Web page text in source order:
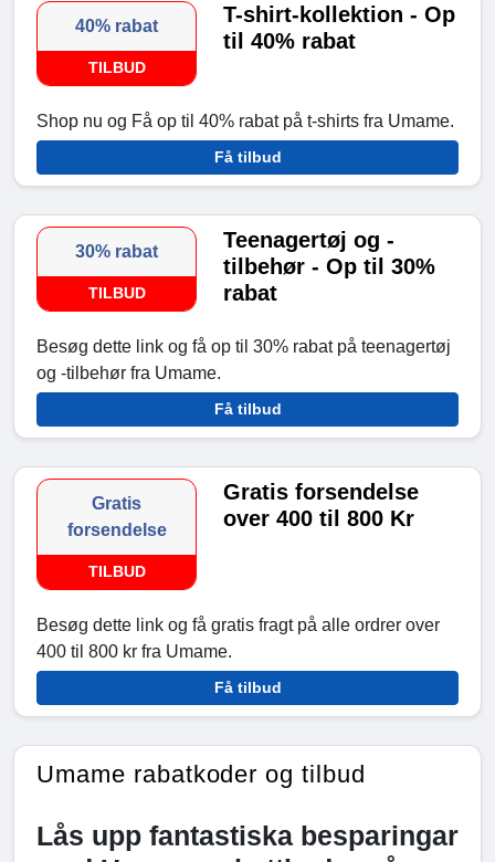
40% rabat
TILBUD
T-shirt-kollektion - Op
til 40% rabat
Shop nu og Få op til 40% rabat på t-shirts fra Umame.
Få tilbud
30% rabat
TILBUD
Teenagertøj og -
tilbehør - Op til 30%
rabat
Besøg dette link og få op til 30% rabat på teenagertøj
og -tilbehør fra Umame.
Få tilbud
Gratis
forsendelse
TILBUD
Gratis forsendelse
over 400 til 800 Kr
Besøg dette link og få gratis fragt på alle ordrer over
400 til 800 kr fra Umame.
Få tilbud
Umame rabatkoder og tilbud
Lås upp fantastiska besparingar